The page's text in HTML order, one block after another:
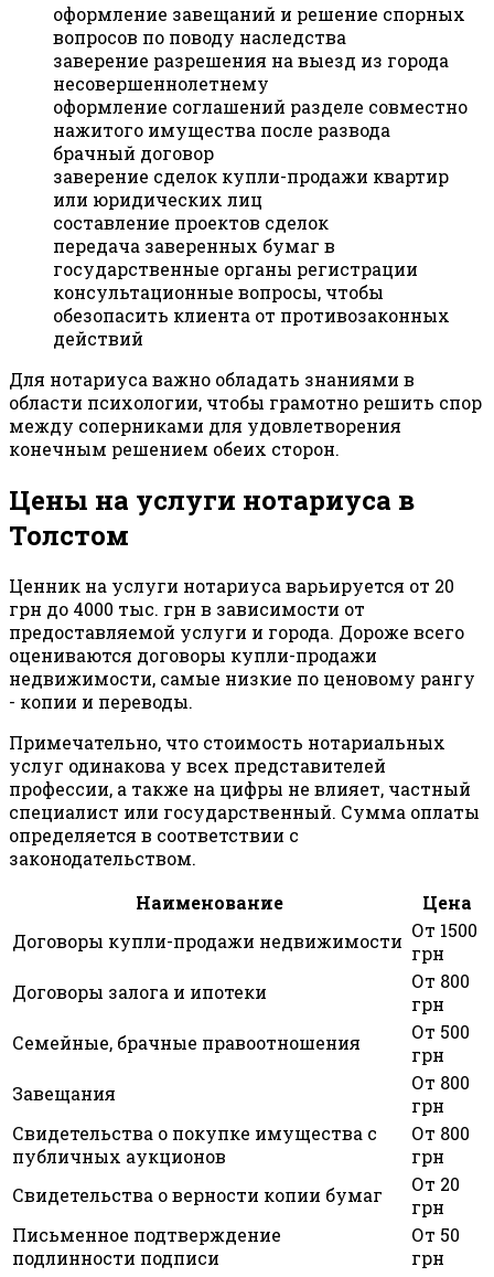
оформление завещаний и решение спорных
вопросов по поводу наследства
заверение разрешения на выезд из города
несовершеннолетнему
оформление соглашений разделе совместно
нажитого имущества после развода
брачный договор
заверение сделок купли-продажи квартир
или юридических лиц
составление проектов сделок
передача заверенных бумаг в
государственные органы регистрации
консультационные вопросы, чтобы
обезопасить клиента от противозаконных
действий
Для нотариуса важно обладать знаниями в
области психологии, чтобы грамотно решить спор
между соперниками для удовлетворения
конечным решением обеих сторон.
Цены на услуги нотариуса в
Толстом
Ценник на услуги нотариуса варьируется от 20
грн до 4000 тыс. грн в зависимости от
предоставляемой услуги и города. Дороже всего
оцениваются договоры купли-продажи
недвижимости, самые низкие по ценовому рангу
- копии и переводы.
Примечательно, что стоимость нотариальных
услуг одинакова у всех представителей
профессии, а также на цифры не влияет, частный
специалист или государственный. Сумма оплаты
определяется в соответствии с
законодательством.
Наименование
Цена
Договоры купли-продажи недвижимости От 1500
грн
Договоры залога и ипотеки
От 800
грн
Семейные, брачные правоотношения
От 500
грн
Завещания
От 800
грн
Свидетельства о покупке имущества с
публичных аукционов
От 800
грн
Свидетельства о верности копии бумаг
От 20
грн
Письменное подтверждение
подлинности подписи
От 50
грн